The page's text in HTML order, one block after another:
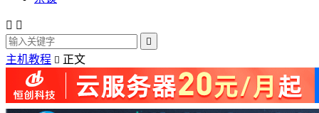
 

主机教程  正文